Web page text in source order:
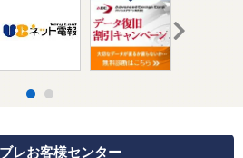
レお客様センター